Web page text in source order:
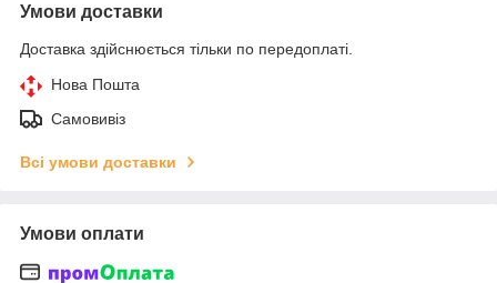
Умови доставки
Доставка здійснюється тільки по передоплаті.
Нова Пошта
Самовивіз
Всі умови доставки
Умови оплати